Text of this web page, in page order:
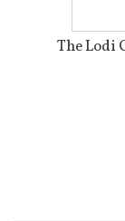
The Lodi